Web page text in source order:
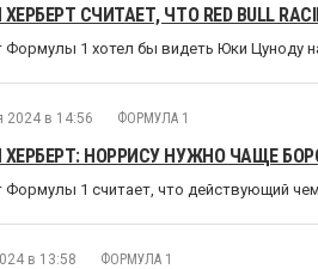
СЧИТАЕТ, ЧТО RED BULL
Формулы 1 хотел бы видеть Юки Цуноду
2024 в 14:56 ФОРМУЛА 1
НОРРИСУ НУЖНО ЧАЩЕ
Формулы 1 считает, что действующий
в 13:58 ФОРМУЛА 1